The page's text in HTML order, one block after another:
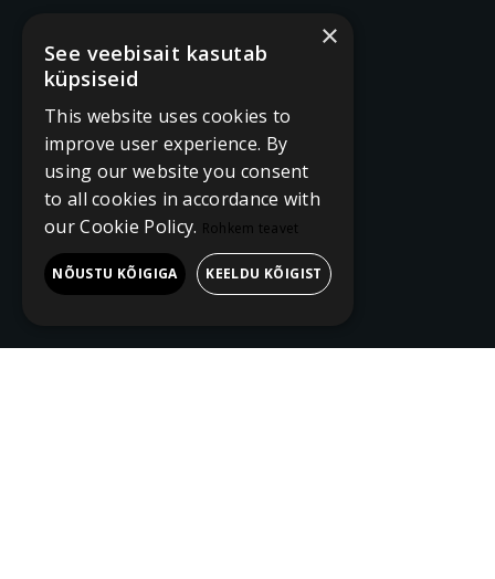
×
See veebisait kasutab
küpsiseid
This website uses cookies to
improve user experience. By
using our website you consent
to all cookies in accordance with
our Cookie Policy. Rohkem teavet
NÕUSTU KÕIGIGA KEELDU KÕIGIST